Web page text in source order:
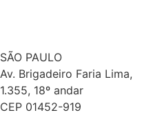
SÃO PAULO
Av. Brigadeiro Faria Lima,
1.355, 18º andar
CEP 01452-919